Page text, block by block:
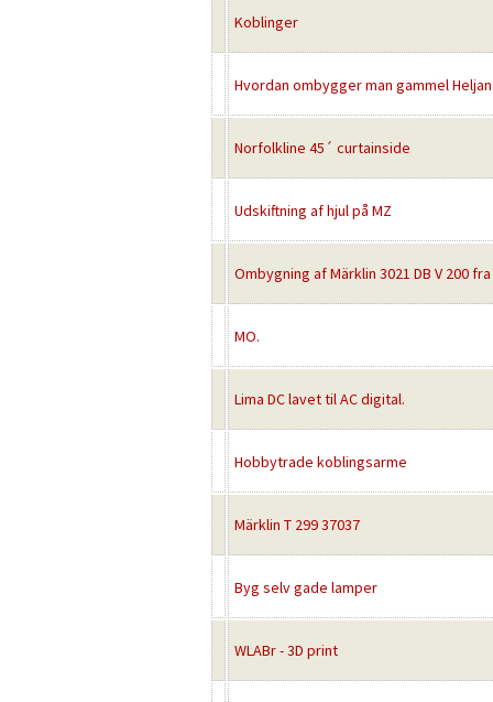
Koblinger
Hvordan ombygger man gammel
Norfolkline 45´ curtainside
Udskiftning af hjul på MZ
Ombygning af Märklin 3021 DB V 200
MO.
Lima DC lavet til AC digital.
Hobbytrade koblingsarme
Märklin T 299 37037
Byg selv gade lamper
WLABr - 3D print